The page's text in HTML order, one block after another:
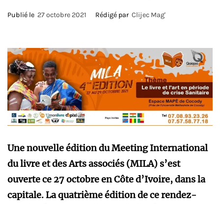
Publié le 27 octobre 2021 Rédigé par Clijec Mag'
Une nouvelle édition du Meeting International
du livre et des Arts associés (MILA) s’est
ouverte ce 27 octobre en Côte d’Ivoire, dans la
capitale. La quatrième édition de ce rendez-